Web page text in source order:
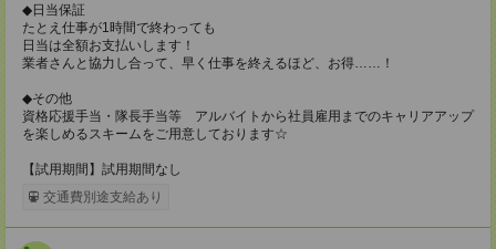
◆日当保証
たとえ仕事が1時間で終わっても
日当は全額お支払いします！
業者さんと協力し合って、早く仕事を終えるほど、お得……！
◆その他
資格応援手当・隊長手当等 アルバイトから社員雇用までのキャリアアップ
を楽しめるスキームをご用意しております☆
【試用期間】試用期間なし
交通費別途支給あり